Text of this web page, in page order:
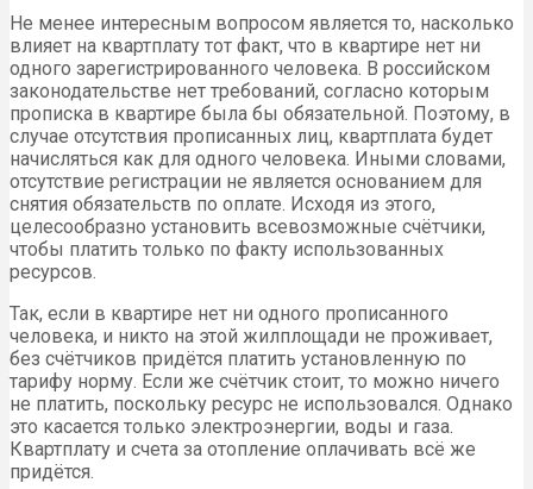
Не менее интересным вопросом является то, насколько
влияет на квартплату тот факт, что в квартире нет ни
одного зарегистрированного человека. В российском
законодательстве нет требований, согласно которым
прописка в квартире была бы обязательной. Поэтому, в
случае отсутствия прописанных лиц, квартплата будет
начисляться как для одного человека. Иными словами,
отсутствие регистрации не является основанием для
снятия обязательств по оплате. Исходя из этого,
целесообразно установить всевозможные счётчики,
чтобы платить только по факту использованных
ресурсов.
Так, если в квартире нет ни одного прописанного
человека, и никто на этой жилплощади не проживает,
без счётчиков придётся платить установленную по
тарифу норму. Если же счётчик стоит, то можно ничего
не платить, поскольку ресурс не использовался. Однако
это касается только электроэнергии, воды и газа.
Квартплату и счета за отопление оплачивать всё же
придётся.